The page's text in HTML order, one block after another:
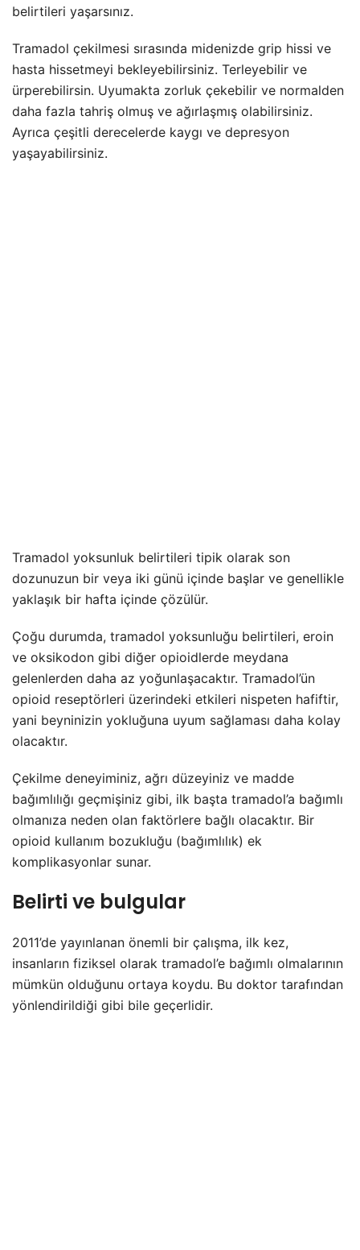
belirtileri yaşarsınız.
Tramadol çekilmesi sırasında midenizde grip hissi ve
hasta hissetmeyi bekleyebilirsiniz. Terleyebilir ve
ürperebilirsin. Uyumakta zorluk çekebilir ve normalden
daha fazla tahriş olmuş ve ağırlaşmış olabilirsiniz.
Ayrıca çeşitli derecelerde kaygı ve depresyon
yaşayabilirsiniz.
Tramadol yoksunluk belirtileri tipik olarak son
dozunuzun bir veya iki günü içinde başlar ve genellikle
yaklaşık bir hafta içinde çözülür.
Çoğu durumda, tramadol yoksunluğu belirtileri, eroin
ve oksikodon gibi diğer opioidlerde meydana
gelenlerden daha az yoğunlaşacaktır. Tramadol’ün
opioid reseptörleri üzerindeki etkileri nispeten hafiftir,
yani beyninizin yokluğuna uyum sağlaması daha kolay
olacaktır.
Çekilme deneyiminiz, ağrı düzeyiniz ve madde
bağımlılığı geçmişiniz gibi, ilk başta tramadol’a bağımlı
olmanıza neden olan faktörlere bağlı olacaktır. Bir
opioid kullanım bozukluğu (bağımlılık) ek
komplikasyonlar sunar.
Belirti ve bulgular
2011’de yayınlanan önemli bir çalışma, ilk kez,
insanların fiziksel olarak tramadol’e bağımlı olmalarının
mümkün olduğunu ortaya koydu. Bu doktor tarafından
yönlendirildiği gibi bile geçerlidir.